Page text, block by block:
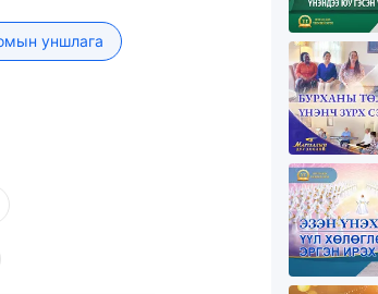
хэрэг. Иймээс чи
хэргээ явуулах
үед чинь Бурхан чамтай
цагт хийдэг бүхнийг
хэрэгтэй.
хамгаалалт,
залбирал үр дүнтэй
залбиран, худал
чинь гарцаагүй үр
газарт болон бүх
уншлага